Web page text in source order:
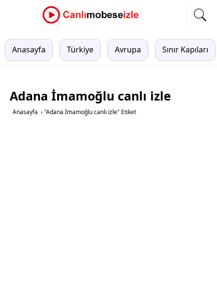
Anasayfa Türkiye Avrupa Sınır Kapıları
Adana İmamoğlu canlı izle
Anasayfa › "Adana İmamoğlu canlı izle" Etiket